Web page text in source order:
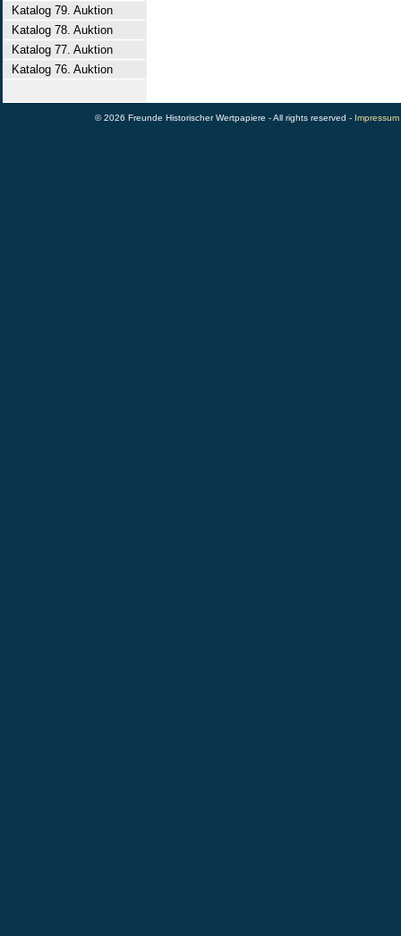
Katalog 79. Auktion
Katalog 78. Auktion
Katalog 77. Auktion
Katalog 76. Auktion
© 2026 Freunde Historischer Wertpapiere - All rights reserved - Impressum